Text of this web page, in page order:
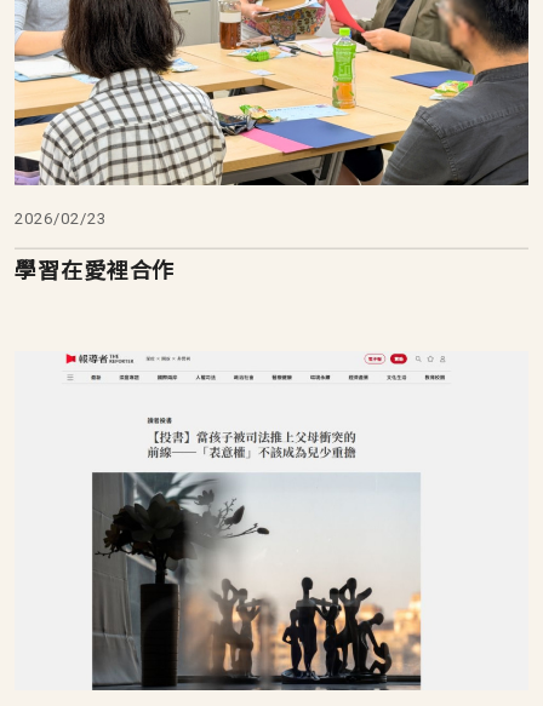
2026/02/23
學習在愛裡合作